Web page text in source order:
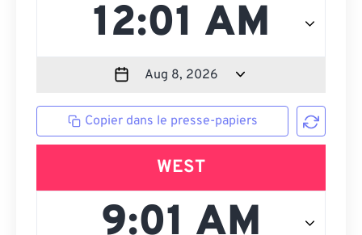
Copier dans le presse-papiers
WEST